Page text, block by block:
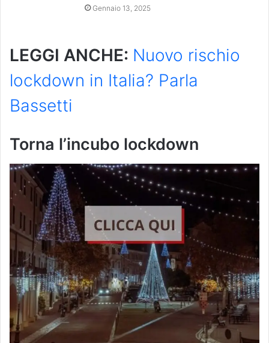
Gennaio 13, 2025
LEGGI ANCHE: Nuovo rischio
lockdown in Italia? Parla
Bassetti
Torna l’incubo lockdown